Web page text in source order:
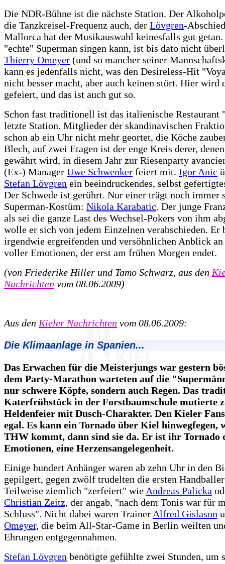
Die NDR-Bühne ist die nächste Station. Der
die Tanzkreisel-Frequenz auch, der Lövgren-
Mallorca hat der Musikauswahl keinesfalls gut getan.
"echte" Superman singen kann, ist bis dato nicht
Thierry Omeyer (und so mancher seiner
kann es jedenfalls nicht, was den Desireless-Hit
nicht besser macht, aber auch keinen stört. Hier wird
gefeiert, und das ist auch gut so.
Schon fast traditionell ist das italienische Restaurant
letzte Station. Mitglieder der skandinavischen
schon ab ein Uhr nicht mehr geortet, die Köche
Blech, auf zwei Etagen ist der enge Kreis derer,
gewährt wird, in diesem Jahr zur Riesenparty
(Ex-) Manager Uwe Schwenker feiert mit. Igor Anic
Stefan Lövgren ein beeindruckendes, selbst
Der Schwede ist gerührt. Nur einer trägt noch immer
Superman-Kostüm: Nikola Karabatic. Der junge
als sei die ganze Last des Wechsel-Pokers von ihm
wolle er sich von jedem Einzelnen verabschieden. Er
irgendwie ergreifenden und versöhnlichen Anblick an
voller Emotionen, der erst am frühen Morgen endet.
(von Friederike Hiller und Tamo Schwarz, aus den
Nachrichten vom 08.06.2009)
Aus den Kieler Nachrichten vom 08.06.2009:
Die Klimaanlage in Spanien...
Das Erwachen für die Meisterjungs war gestern
dem Party-Marathon warteten auf die
nur schwere Köpfe, sondern auch Regen. Das
Katerfrühstück in der Forstbaumschule mutierte
Heldenfeier mit Dusch-Charakter. Den Kieler
egal. Es kann ein Tornado über Kiel hinwegfegen,
THW kommt, dann sind sie da. Er ist ihr Tornado
Emotionen, eine Herzensangelegenheit.
Einige hundert Anhänger waren ab zehn Uhr in den
gepilgert, gegen zwölf trudelten die ersten
Teilweise ziemlich "zerfeiert" wie Andreas Palicka
Christian Zeitz, der angab, "nach dem Tonis war für
Schluss". Nicht dabei waren Trainer Alfred Gislason
Omeyer, die beim All-Star-Game in Berlin weilten
Ehrungen entgegennahmen.
Stefan Lövgren benötigte gefühlte zwei Stunden, um